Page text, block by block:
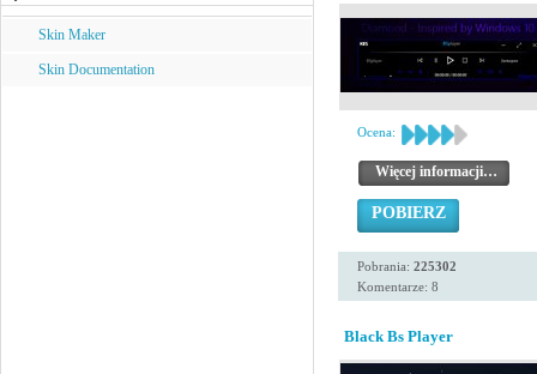
Skin Maker
Skin Documentation
Ocena:
Więcej informacji…
POBIERZ
Pobrania: 225302
Komentarze: 8
Black Bs Player